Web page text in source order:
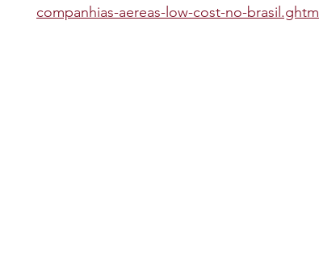
companhias-aereas-low-cost-no-brasil.ghtml